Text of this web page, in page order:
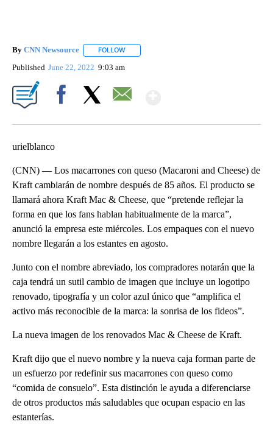
By CNN Newsource FOLLOW
Published June 22, 2022 9:03 am
urielblanco
(CNN) — Los macarrones con queso (Macaroni and Cheese) de
Kraft cambiarán de nombre después de 85 años. El producto se
llamará ahora Kraft Mac & Cheese, que “pretende reflejar la
forma en que los fans hablan habitualmente de la marca”,
anunció la empresa este miércoles. Los empaques con el nuevo
nombre llegarán a los estantes en agosto.
Junto con el nombre abreviado, los compradores notarán que la
caja tendrá un sutil cambio de imagen que incluye un logotipo
renovado, tipografía y un color azul único que “amplifica el
activo más reconocible de la marca: la sonrisa de los fideos”.
La nueva imagen de los renovados Mac & Cheese de Kraft.
Kraft dijo que el nuevo nombre y la nueva caja forman parte de
un esfuerzo por redefinir sus macarrones con queso como
“comida de consuelo”. Esta distinción le ayuda a diferenciarse
de otros productos más saludables que ocupan espacio en las
estanterías.